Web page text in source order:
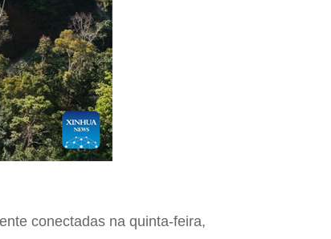
conectadas na quinta-feira,